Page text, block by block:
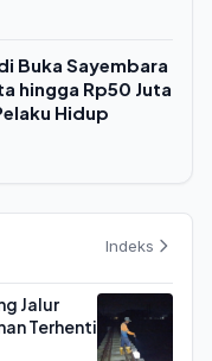
Buka Sayembara
hingga Rp50 Juta
Hidup
Indeks
Jalur
Terhenti